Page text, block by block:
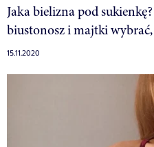
Jaka bielizna pod
biustonosz i majtki wybrać,
15.11.2020